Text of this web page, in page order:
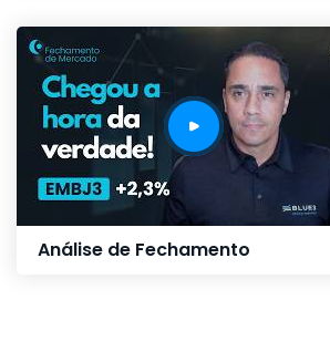
Análise de Fechamento